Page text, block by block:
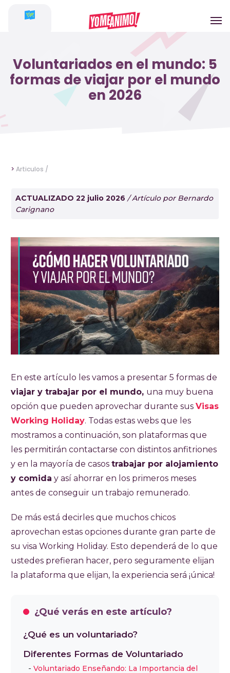
Voluntariados en el mundo: 5
formas de viajar por el mundo
en 2026
> Articulos /
ACTUALIZADO 22 julio 2026 / Artículo por Bernardo
Carignano
En este artículo les vamos a presentar 5 formas de
viajar y trabajar por el mundo, una muy buena
opción que pueden aprovechar durante sus Visas
Working Holiday. Todas estas webs que les
mostramos a continuación, son plataformas que
les permitirán contactarse con distintos anfitriones
y en la mayoría de casos trabajar por alojamiento
y comida y así ahorrar en los primeros meses
antes de conseguir un trabajo remunerado.
De más está decirles que muchos chicos
aprovechan estas opciones durante gran parte de
su visa Working Holiday. Esto dependerá de lo que
ustedes prefieran hacer, pero seguramente elijan
la plataforma que elijan, la experiencia será ¡única!
¿Qué verás en este artículo?
¿Qué es un voluntariado?
Diferentes Formas de Voluntariado
Voluntariado Enseñando: La Importancia del